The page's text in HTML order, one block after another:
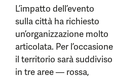
L’impatto dell’evento
sulla città ha richiesto
un’organizzazione molto
articolata. Per l’occasione
il territorio sarà suddiviso
in tre aree — rossa,